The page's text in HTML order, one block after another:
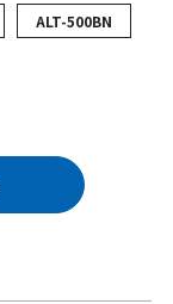
ALT-500BN